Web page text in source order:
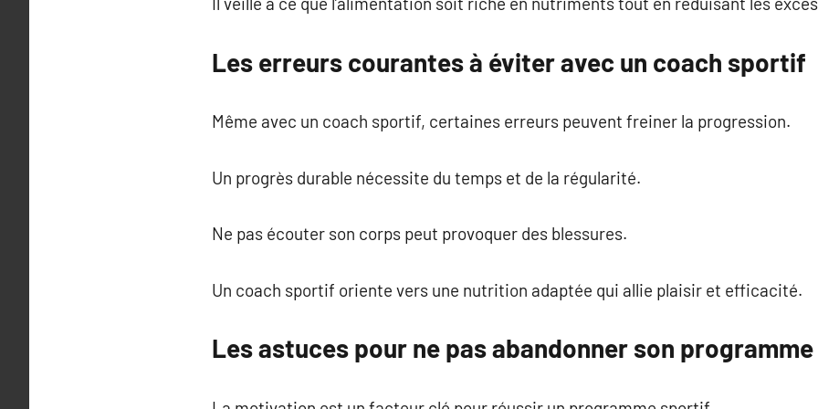
Les erreurs courantes à éviter avec un coach sportif
Même avec un coach sportif, certaines erreurs peuvent freiner la progression.
Un progrès durable nécessite du temps et de la régularité.
Ne pas écouter son corps peut provoquer des blessures.
Un coach sportif oriente vers une nutrition adaptée qui allie plaisir et efficacité.
Les astuces pour ne pas abandonner son programme